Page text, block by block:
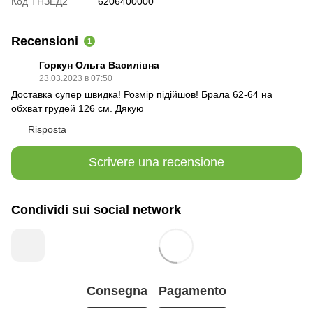
Recensioni 1
Горкун Ольга Василівна
23.03.2023 в 07:50
Доставка супер швидка! Розмір підійшов! Брала 62-64 на
обхват грудей 126 см. Дякую
Risposta
Scrivere una recensione
Condividi sui social network
Consegna Pagamento